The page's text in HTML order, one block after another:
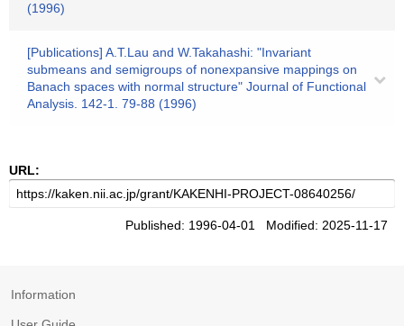
(1996)
[Publications] A.T.Lau and W.Takahashi: "Invariant
submeans and semigroups of nonexpansive mappings on
Banach spaces with normal structure" Journal of Functional
Analysis. 142-1. 79-88 (1996)
URL:
Published: 1996-04-01 Modified: 2025-11-17
Information